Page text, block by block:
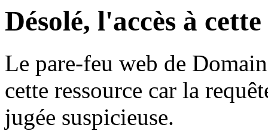
Désolé, l'accès à
Le pare-feu web de
cette ressource car la
jugée suspicieuse.